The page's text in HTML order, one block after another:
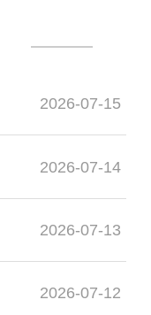
2026-07-15
2026-07-14
2026-07-13
2026-07-12